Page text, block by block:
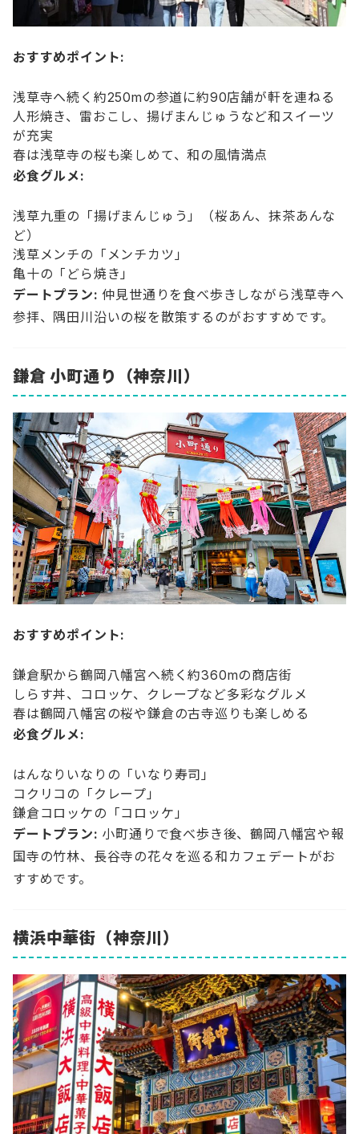
おすすめポイント:
浅草寺へ続く約250mの参道に約90店舗が軒を連ねる
人形焼き、雷おこし、揚げまんじゅうなど和スイーツ
が充実
春は浅草寺の桜も楽しめて、和の風情満点
必食グルメ:
浅草九重の「揚げまんじゅう」（桜あん、抹茶あんな
ど）
浅草メンチの「メンチカツ」
亀十の「どら焼き」
デートプラン: 仲見世通りを食べ歩きしながら浅草寺へ
参拝、隅田川沿いの桜を散策するのがおすすめです。
鎌倉 小町通り（神奈川）
おすすめポイント:
鎌倉駅から鶴岡八幡宮へ続く約360mの商店街
しらす丼、コロッケ、クレープなど多彩なグルメ
春は鶴岡八幡宮の桜や鎌倉の古寺巡りも楽しめる
必食グルメ:
はんなりいなりの「いなり寿司」
コクリコの「クレープ」
鎌倉コロッケの「コロッケ」
デートプラン: 小町通りで食べ歩き後、鶴岡八幡宮や報
国寺の竹林、長谷寺の花々を巡る和カフェデートがお
すすめです。
横浜中華街（神奈川）